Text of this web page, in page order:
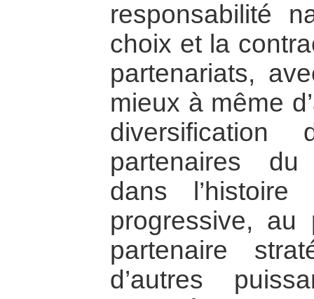
responsabilité
choix et la
partenariats,
mieux à même
partenaires du
dans
progressive,
partenaire
d’autres